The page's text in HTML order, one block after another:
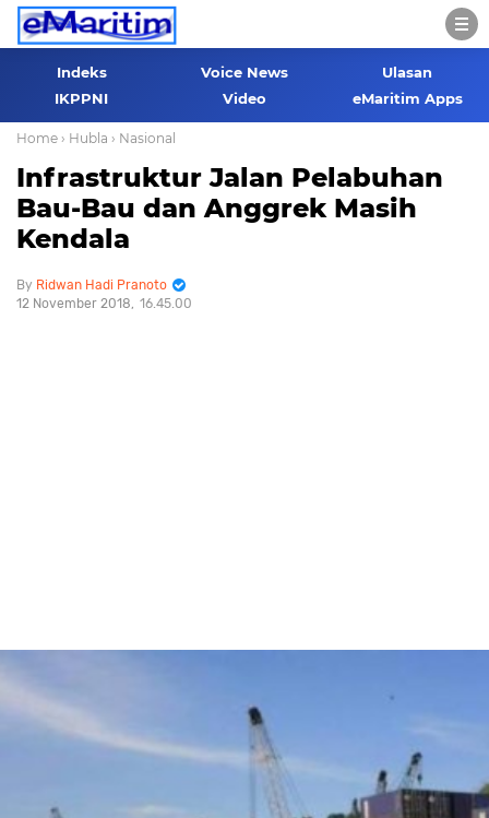
Indeks Voice News
Ulasan
IKPPNI
Video eMaritim Apps
Home › Hubla › Nasional
Infrastruktur Jalan Pelabuhan
Bau-Bau dan Anggrek Masih
Kendala
Ridwan Hadi Pranoto
12 November 2018
16.45.00